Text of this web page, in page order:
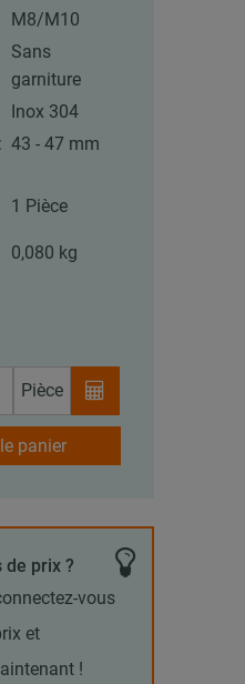
M8/M10
Sans
garniture
Inox 304
43 - 47 mm
1 Pièce
0,080 kg
Pièce
panier
de prix ?
vous
et
!